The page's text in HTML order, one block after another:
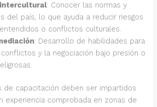
: Conocer las normas y
del país, lo que ayuda a reducir riesgos
o conflictos culturales.
: Desarrollo de habilidades para
y la negociación bajo presión o
de capacitación deben ser impartidos
experiencia comprobada en zonas de